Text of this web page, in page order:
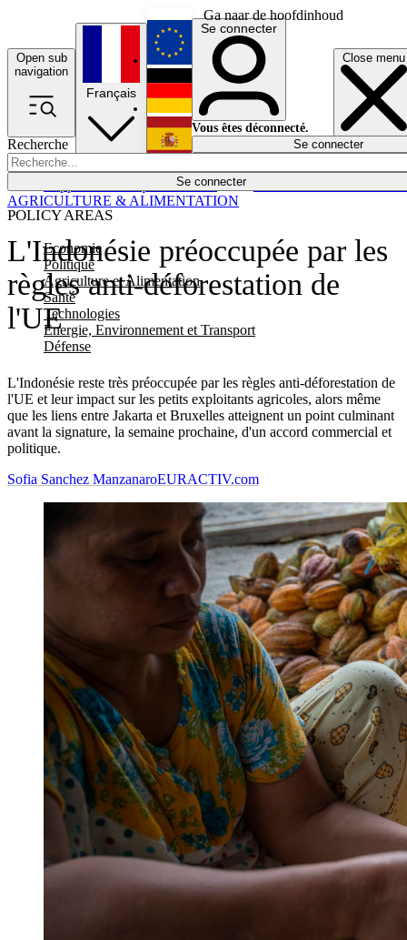
Ga naar de hoofdinhoud
Open sub
navigation
Close menu
Recherche
Se connecter
POLICY AREAS
Economie
Politique
Agriculture et Alimentation
Santé
Technologies
Energie, Environnement et Transport
Défense
Économie
Français
English
Deutsch
Español
Se connecter
Vous êtes déconnecté.
Se connecter
L'Indonésie préoccupée par les
règles anti-déforestation de
l'UE
L'Indonésie reste très préoccupée par les règles anti-déforestation de
l'UE et leur impact sur les petits exploitants agricoles, alors même
que les liens entre Jakarta et Bruxelles atteignent un point culminant
avant la signature, la semaine prochaine, d'un accord commercial et
politique.
AGRICULTURE & ALIMENTATION
Sofia Sanchez ManzanaroEURACTIV.com